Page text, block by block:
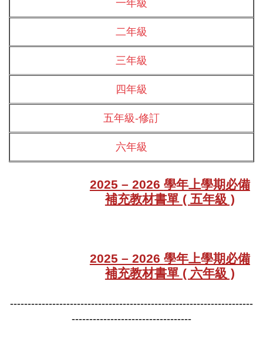
一年級
二年級
三年級
四年級
五年級-修訂
六年級
2025 – 2026 學年上學期必備
補充教材書單 ( 五年級 )
2025 – 2026 學年上學期必備
補充教材書單 ( 六年級 )
---------------------------------------------------------------------
----------------------------------